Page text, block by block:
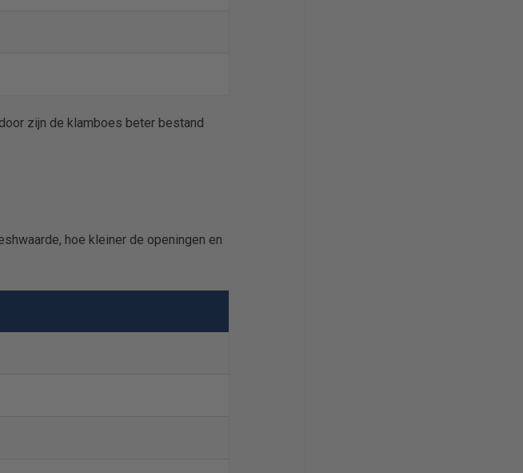
zijn de klamboes beter bestand
hoe kleiner de openingen en